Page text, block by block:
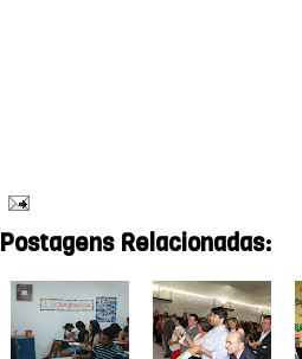
Postagens Relacionadas: